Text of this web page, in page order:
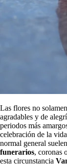
Las flores no
agradables y de
periodos más
celebración de la
normal general
funerarios, coronas
esta circunstancia